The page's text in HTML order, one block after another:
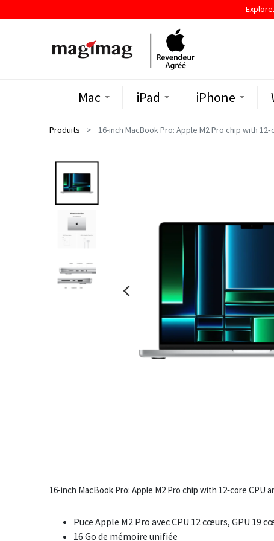
Mac iPad iPhone
Produits 16-inch MacBook Pro: Apple M2 Pro chip with
16-inch MacBook Pro: Apple M2 Pro chip with 12‑core CPU
Puce Apple M2 Pro avec CPU 12 cœurs, GPU 19
16 Go de mémoire unifiée